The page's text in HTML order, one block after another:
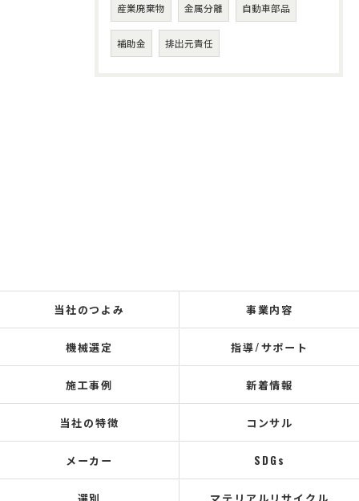
産業廃棄物 金属分離 自動車部品
補助金 排出元責任
当社のつよみ 事業内容
機械選定 指導/サポート
施工事例 新着情報
当社の特徴 コンサル
メーカー SDGs
選別 マテリアルリサイクル